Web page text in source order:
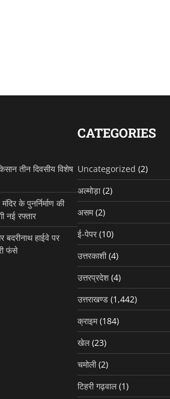
तीन दिवसीय विशेष
के पुनर्निर्माण की
नई रफ्तार
बदरीनाथ हाईवे पर
फंसे
CATEGORIES
Uncategorized (2)
अल्मोड़ा(2)
असम(2)
ई-पेपर(10)
उत्तरकाशी(4)
उत्तरप्रदेश (4)
उत्तराखण्ड (1,442)
क्राइम(184)
खेल(23)
चमोली(2)
टिहरी गढ़वाल(1)
युवा शक्ति ही
बड़ी ताकत :